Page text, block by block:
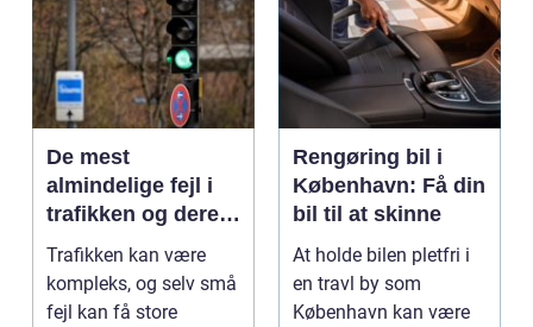
De mest
almindelige fejl i
trafikken og deres
konsekvenser
Trafikken kan være
kompleks, og selv små
fejl kan få store
Rengøring bil i
København: Få din
bil til at skinne
At holde bilen pletfri i
en travl by som
København kan være